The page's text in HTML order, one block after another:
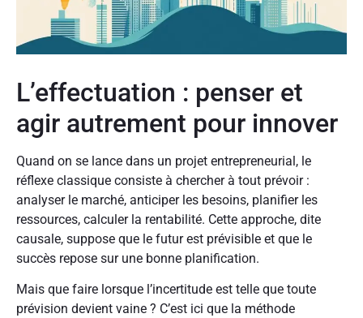
L’effectuation : penser et
agir autrement pour innover
Quand on se lance dans un projet entrepreneurial, le
réflexe classique consiste à chercher à tout prévoir :
analyser le marché, anticiper les besoins, planifier les
ressources, calculer la rentabilité. Cette approche, dite
causale, suppose que le futur est prévisible et que le
succès repose sur une bonne planification.
Mais que faire lorsque l’incertitude est telle que toute
prévision devient vaine ? C’est ici que la méthode